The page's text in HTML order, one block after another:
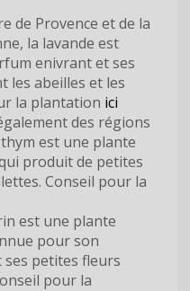
de Provence et de la
la lavande est
enivrant et ses
les abeilles et les
la plantation ici
des régions
est une plante
produit de petites
Conseil pour la
est une plante
pour son
petites fleurs
pour la